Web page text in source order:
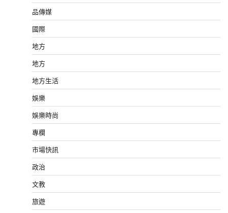
品傳媒
國際
地方
地方
地方生活
娛樂
娛樂時尚
專欄
市場快訊
政治
文教
旅遊